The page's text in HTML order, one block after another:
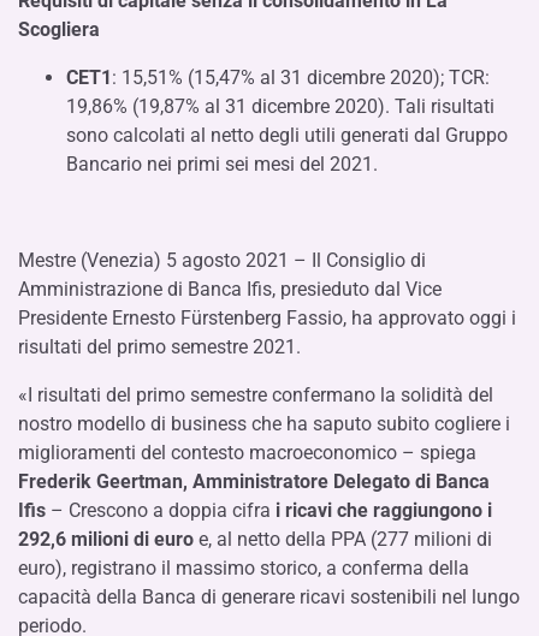
Scogliera
CET1: 15,51% (15,47% al 31 dicembre 2020); TCR:
19,86% (19,87% al 31 dicembre 2020). Tali risultati
sono calcolati al netto degli utili generati dal Gruppo
Bancario nei primi sei mesi del 2021.
Mestre (Venezia) 5 agosto 2021 – Il Consiglio di
Amministrazione di Banca Ifis, presieduto dal Vice
Presidente Ernesto Fürstenberg Fassio, ha approvato oggi i
risultati del primo semestre 2021.
«I risultati del primo semestre confermano la solidità del
nostro modello di business che ha saputo subito cogliere i
miglioramenti del contesto macroeconomico – spiega
Frederik Geertman, Amministratore Delegato di Banca
Ifis – Crescono a doppia cifra i ricavi che raggiungono i
292,6 milioni di euro e, al netto della PPA (277 milioni di
euro), registrano il massimo storico, a conferma della
capacità della Banca di generare ricavi sostenibili nel lungo
periodo.